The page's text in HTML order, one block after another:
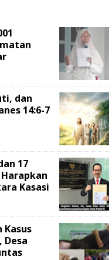
dan
14:6-7
17
Kasasi
Kasus
Desa